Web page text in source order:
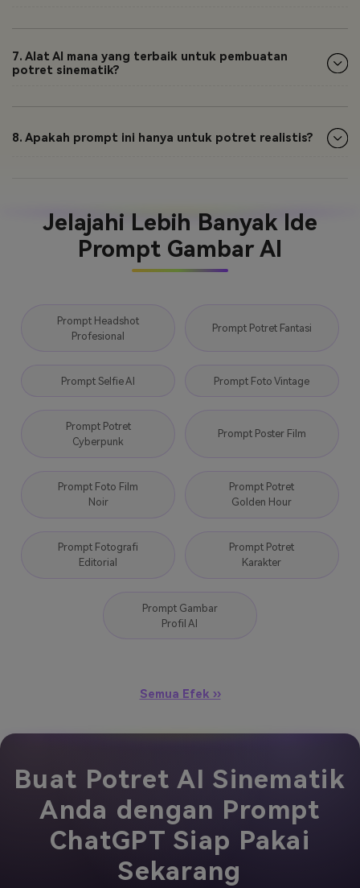
7. Alat AI mana yang terbaik untuk pembuatan
potret sinematik?
8. Apakah prompt ini hanya untuk potret realistis?
Jelajahi Lebih Banyak Ide
Prompt Gambar AI
Prompt Headshot
Profesional
Prompt Potret Fantasi
Prompt Selfie AI Prompt Foto Vintage
Prompt Potret
Cyberpunk
Prompt Poster Film
Prompt Foto Film
Noir
Prompt Potret
Golden Hour
Prompt Fotografi
Editorial
Prompt Potret
Karakter
Prompt Gambar
Profil AI
Semua Efek ››
Buat Potret AI Sinematik
Anda dengan Prompt
ChatGPT Siap Pakai
Sekarang